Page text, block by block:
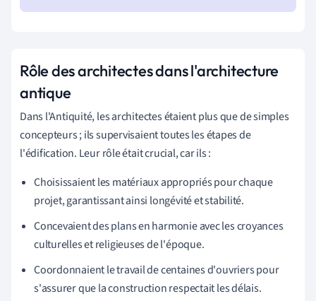
Rôle des architectes dans l'architecture
antique
Dans l'Antiquité, les architectes étaient plus que de simples
concepteurs ; ils supervisaient toutes les étapes de
l'édification. Leur rôle était crucial, car ils :
Choisissaient les matériaux appropriés pour chaque
projet, garantissant ainsi longévité et stabilité.
Concevaient des plans en harmonie avec les croyances
culturelles et religieuses de l'époque.
Coordonnaient le travail de centaines d'ouvriers pour
s'assurer que la construction respectait les délais.